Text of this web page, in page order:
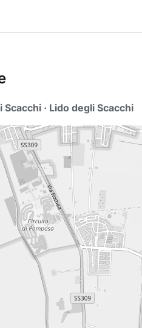
Scacchi · Lido degli Scacchi